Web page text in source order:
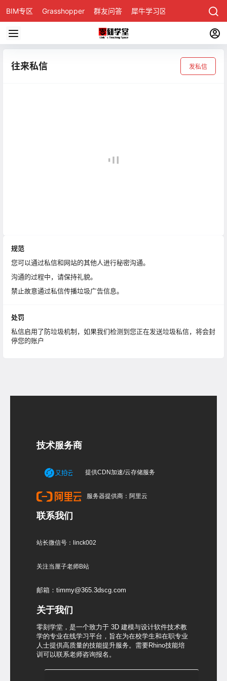
BIM专区 Grasshopper 群友问答 犀牛学习区
往来私信 发私信
规范
您可以通过私信和网站的其他人进行秘密沟通。
沟通的过程中，请保持礼貌。
禁止故意通过私信传播垃圾广告信息。
处罚
私信启用了防垃圾机制，如果我们检测到您正在发送垃圾私信，将会封
停您的账户
技术服务商
提供CDN加速/云存储服务
服务器提供商：阿里云
联系我们
站长微信号：linck002
关注当厘子老师B站
邮箱：timmy@365.3dscg.com
关于我们
零刻学堂，是一个致力于 3D 建模与设计软件技术教
学的专业在线学习平台，旨在为在校学生和在职专业
人士提供高质量的技能提升服务。需要Rhino技能培
训可以联系老师咨询报名。